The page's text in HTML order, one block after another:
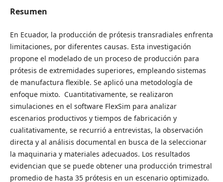
Resumen
En Ecuador, la producción de prótesis transradiales enfrenta
limitaciones, por diferentes causas. Esta investigación
propone el modelado de un proceso de producción para
prótesis de extremidades superiores, empleando sistemas
de manufactura flexible. Se aplicó una metodología de
enfoque mixto. Cuantitativamente, se realizaron
simulaciones en el software FlexSim para analizar
escenarios productivos y tiempos de fabricación y
cualitativamente, se recurrió a entrevistas, la observación
directa y al análisis documental en busca de la seleccionar
la maquinaria y materiales adecuados. Los resultados
evidencian que se puede obtener una producción trimestral
promedio de hasta 35 prótesis en un escenario optimizado.